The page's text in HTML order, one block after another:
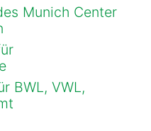
Munich Center
BWL, VWL,